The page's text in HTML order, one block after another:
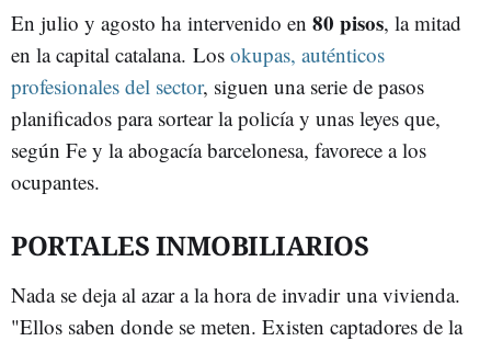
En julio y agosto ha intervenido en 80 pisos, la mitad
en la capital catalana. Los okupas, auténticos
profesionales del sector, siguen una serie de pasos
planificados para sortear la policía y unas leyes que,
según Fe y la abogacía barcelonesa, favorece a los
ocupantes.
PORTALES INMOBILIARIOS
Nada se deja al azar a la hora de invadir una vivienda.
"Ellos saben donde se meten. Existen captadores de la